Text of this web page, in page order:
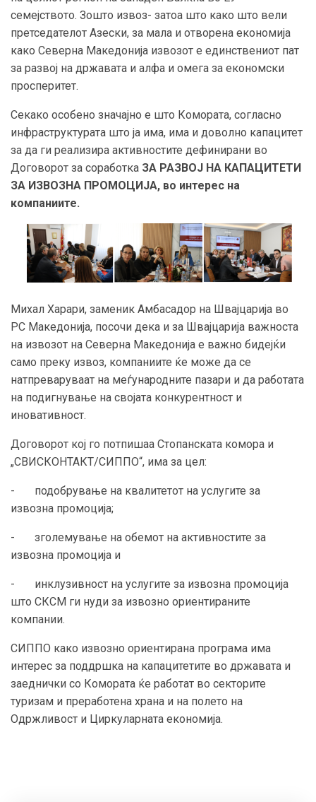
семејството. Зошто извоз- затоа што како што вели
претседателот Азески, за мала и отворена економија
како Северна Македонија извозот е единствениот пат
за развој на државата и алфа и омега за економски
просперитет.
Секако особено значајно е што Комората, согласно
инфраструктурата што ја има, има и доволно капацитет
за да ги реализира активностите дефинирани во
Договорот за соработка ЗА РАЗВОЈ НА КАПАЦИТЕТИ
ЗА ИЗВОЗНА ПРОМОЦИЈА, во интерес на
компаниите.
Михал Харари, заменик Амбасадор на Швајцарија во
РС Македонија, посочи дека и за Швајцарија важноста
на извозот на Северна Македонија е важно бидејќи
само преку извоз, компаниите ќе може да се
натпреваруваат на меѓународните пазари и да работата
на подигнување на својата конкурентност и
иновативност.
Договорот кој го потпишаа Стопанската комора и
„СВИСКОНТАКТ/СИППО“, има за цел:
- подобрување на квалитетот на услугите за
извозна промоција;
- зголемување на обемот на активностите за
извозна промоција и
- инклузивност на услугите за извозна промоција
што СКСМ ги нуди за извозно ориентираните
компании.
СИППО како извозно ориентирана програма има
интерес за поддршка на капацитетите во државата и
заеднички со Комората ќе работат во секторите
туризам и преработена храна и на полето на
Одржливост и Циркуларната економија.